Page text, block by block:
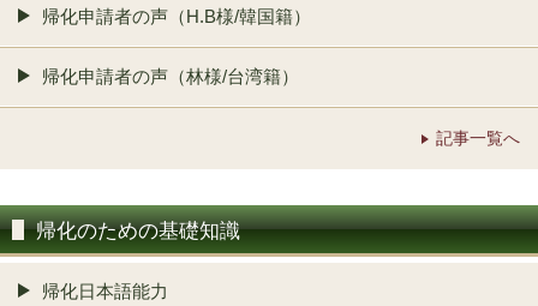
帰化申請者の声（H.B様/韓国籍）
帰化申請者の声（林様/台湾籍）
記事一覧へ
帰化のための基礎知識
帰化日本語能力